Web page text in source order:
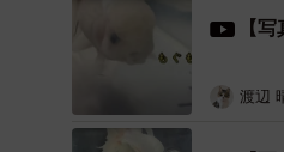
【
渡辺